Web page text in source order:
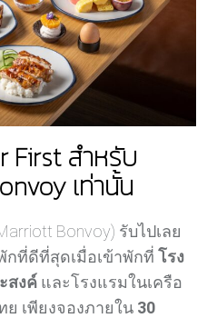
First สำหรับ
เท่านั้น
Bonvoy) รับไปเลย
กที่ดีที่สุดเมื่อเข้าพักที่ โรง
สงค์ และโรงแรมในเครือ
เพียงจองภายใน 30